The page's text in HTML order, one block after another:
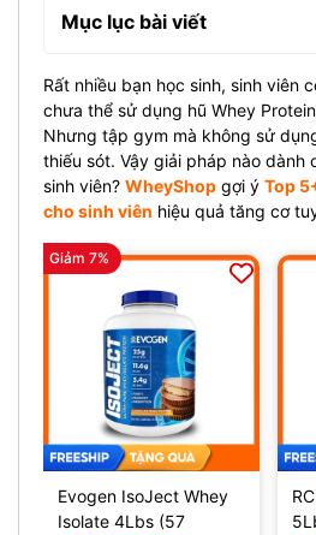
Mục lục bài viết
Rất nhiều bạn học sinh, sinh viên
chưa thể sử dụng hũ Whey
Nhưng tập gym mà không sử
thiếu sót. Vậy giải pháp nào dành
sinh viên? WheyShop gợi ý Top
cho sinh viên hiệu quả tăng cơ
Giảm 7%
Evogen IsoJect Whey
Isolate 4Lbs (57